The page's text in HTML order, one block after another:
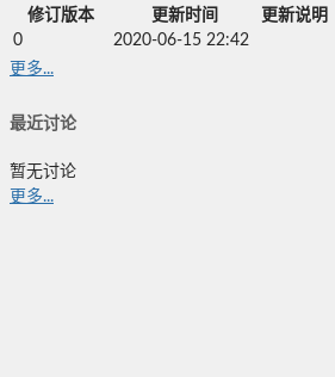
修订版本 更新时间
更新说明
0
2020-06-15 22:42
更多...
最近讨论
暂无讨论
更多...